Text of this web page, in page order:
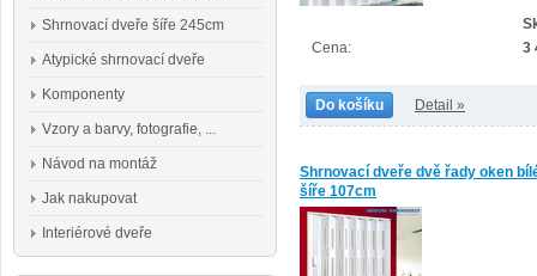
3
Cena:
Do košíku Detail »
Shrnovací dveře dvě řady oken
šíře 107cm
Shrnovací dveře šíře 245cm
Atypické shrnovací dveře
Komponenty
Vzory a barvy, fotografie, ...
Návod na montáž
Jak nakupovat
Interiérové dveře